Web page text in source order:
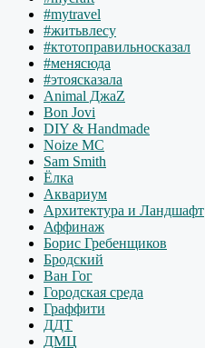
#mytravel
#житьвлесу
#ктотоправильносказал
#менясюда
#этоясказала
Animal ДжаZ
Bon Jovi
DIY & Handmade
Noize MC
Sam Smith
Ёлка
Аквариум
Архитектура и Ландшафт
Аффинаж
Борис Гребенщиков
Бродский
Ван Гог
Городская среда
Граффити
ДДТ
ДМЦ